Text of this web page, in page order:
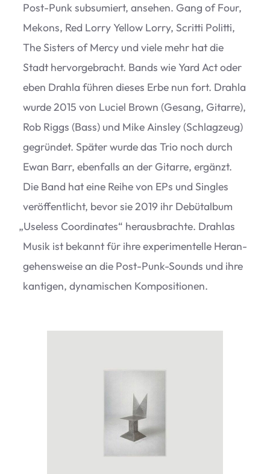
Post-Punk sub­su­miert, anse­hen. Gang of Four,
Mekons, Red Lorry Yel­low Lorry, Scritti Politti,
The Sis­ters of Mercy und viele mehr hat die
Stadt her­vor­ge­bracht. Bands wie Yard Act oder
eben Drahla füh­ren die­ses Erbe nun fort. Drahla
wurde 2015 von Luciel Brown (Gesang, Gitarre),
Rob Riggs (Bass) und Mike Ains­ley (Schlag­zeug)
gegrün­det. Spä­ter wurde das Trio noch durch
Ewan Barr, eben­falls an der Gitarre, ergänzt.
Die Band hat eine Reihe von EPs und Sin­gles
ver­öf­fent­licht, bevor sie 2019 ihr Debüt­al­bum
„Use­l­ess Coor­di­na­tes“ her­aus­brachte. Drah­las
Musik ist bekannt für ihre expe­ri­men­telle Her­an­
ge­hens­weise an die Post-Punk-Sounds und ihre
kan­ti­gen, dyna­mi­schen Kompositionen.